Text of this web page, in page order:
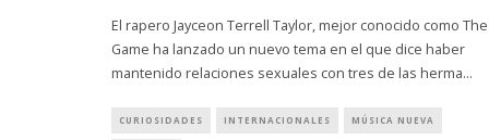
El rapero Jayceon Terrell Taylor, mejor conocido como The
Game ha lanzado un nuevo tema en el que dice haber
mantenido relaciones sexuales con tres de las herma...
CURIOSIDADES INTERNACIONALES MÚSICA NUEVA